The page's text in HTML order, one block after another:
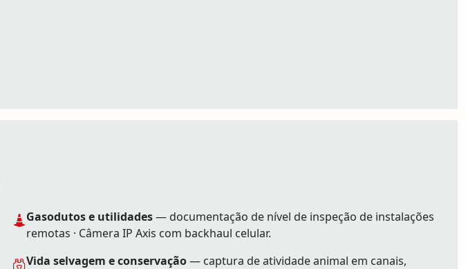
Gasodutos e utilidades— documentação de nível de inspeção de instalações
remotas · Câmera IP Axis com backhaul celular.
Vida selvagem e conservação— captura de atividade animal em canais,